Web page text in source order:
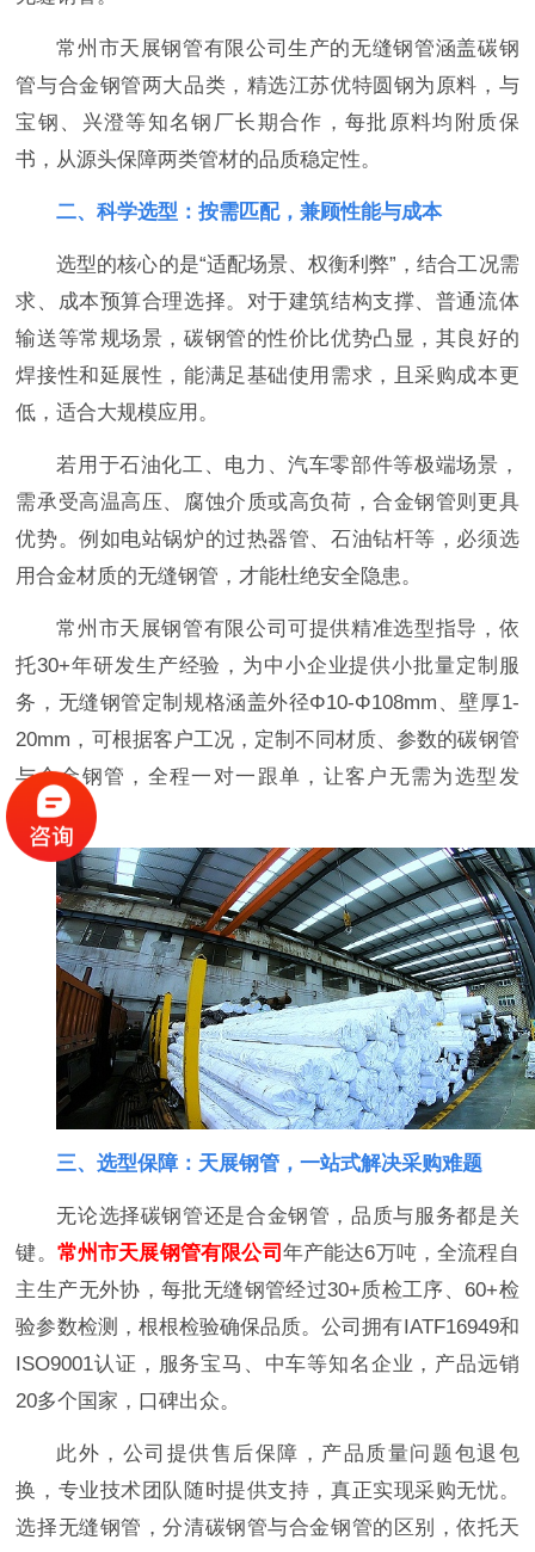
常州市天展钢管有限公司生产的无缝钢管涵盖碳钢
管与合金钢管两大品类，精选江苏优特圆钢为原料，与
宝钢、兴澄等知名钢厂长期合作，每批原料均附质保
书，从源头保障两类管材的品质稳定性。
二、科学选型：按需匹配，兼顾性能与成本
选型的核心的是“适配场景、权衡利弊”，结合工况需
求、成本预算合理选择。对于建筑结构支撑、普通流体
输送等常规场景，碳钢管的性价比优势凸显，其良好的
焊接性和延展性，能满足基础使用需求，且采购成本更
低，适合大规模应用。
若用于石油化工、电力、汽车零部件等极端场景，
需承受高温高压、腐蚀介质或高负荷，合金钢管则更具
优势。例如电站锅炉的过热器管、石油钻杆等，必须选
用合金材质的无缝钢管，才能杜绝安全隐患。
常州市天展钢管有限公司可提供精准选型指导，依
托30+年研发生产经验，为中小企业提供小批量定制服
务，无缝钢管定制规格涵盖外径Φ10-Φ108mm、壁厚1-
20mm，可根据客户工况，定制不同材质、参数的碳钢管
与合金钢管，全程一对一跟单，让客户无需为选型发
愁。
三、选型保障：天展钢管，一站式解决采购难题
无论选择碳钢管还是合金钢管，品质与服务都是关
键。 常州市天展钢管有限公司 年产能达6万吨，全流程自
主生产无外协，每批无缝钢管经过30+质检工序、60+检
验参数检测，根根检验确保品质。公司拥有IATF16949和
ISO9001认证，服务宝马、中车等知名企业，产品远销
20多个国家，口碑出众。
此外，公司提供售后保障，产品质量问题包退包
换，专业技术团队随时提供支持，真正实现采购无忧。
选择无缝钢管，分清碳钢管与合金钢管的区别，依托天